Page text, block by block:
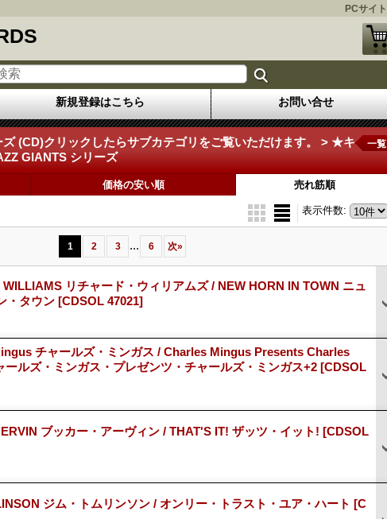
PCサイト
新規登録はこちら お問い合せ
(CD)クリックしたらサブカテゴリをご覧いただけます。 > ★キ
GIANTS シリーズ
一覧
価格の安い順 売れ筋順
表示件数:
1 2 3 ... 6 次»
リチャード・ウィリアムズ / NEW HORN IN TOWN ニュ
・タウン [CDSOL 47021]
チャールズ・ミンガス / Charles Mingus Presents Charles
ールズ・ミンガス・プレゼンツ・チャールズ・ミンガス+2 [CDSOL
ブッカー・アーヴィン / THAT'S IT! ザッツ・イット! [CDSOL
ジム・トムリンソン / オンリー・トラスト・ユア・ハート [C